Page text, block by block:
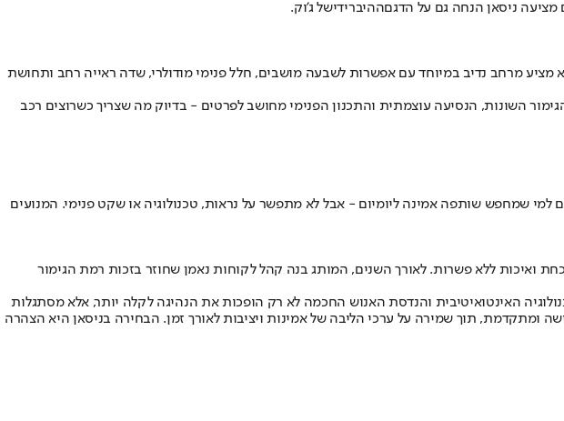
ההיברידישל ג'וק.
מרחב נדיב במיוחד עם אפשרות לשבעה מושבים, חלל פנימי מודולרי, שדה ראייה רחב ותחושת
השונות, הנסיעה עוצמתית והתכנון הפנימי מחושב לפרטים - בדיוק מה שצריך כשרוצים רכב
שמחפש שותפה אמינה ליומיום - אבל לא מתפשר על נראות, טכנולוגיה או שקט פנימי. המנועים
ואיכות ללא פשרות. לאורך השנים, המותג בנה קהל לקוחות נאמן שחוזר בזכות רמת הגימור
האינטואיטיבית והנדסת האנוש החכמה לא רק הופכות את הנהיגה לקלה יותר, אלא מסתגלות
ומתקדמת, תוך שמירה על ערכי הליבה של אמינות ויציבות לאורך זמן. הבחירה בניסאן היא הצהרה